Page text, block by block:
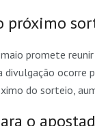
próximo
promete
ocorre
do sorteio,
o